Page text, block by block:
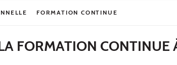
FORMATION CONTINUE
FORMATION CONTINUE